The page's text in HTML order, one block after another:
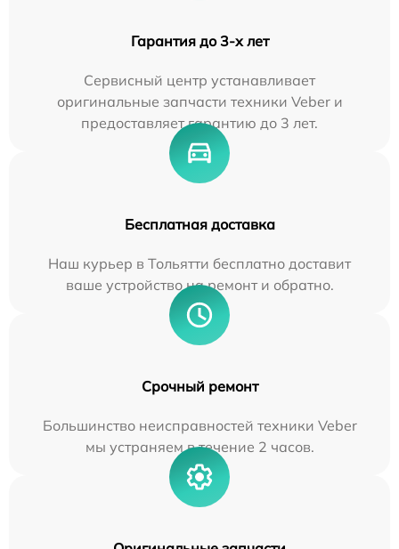
Гарантия до 3-х лет
Сервисный центр устанавливает
оригинальные запчасти техники Veber и
предоставляет гарантию до 3 лет.
Бесплатная доставка
Наш курьер в Тольятти бесплатно доставит
ваше устройство на ремонт и обратно.
Срочный ремонт
Большинство неисправностей техники Veber
мы устраняем в течение 2 часов.